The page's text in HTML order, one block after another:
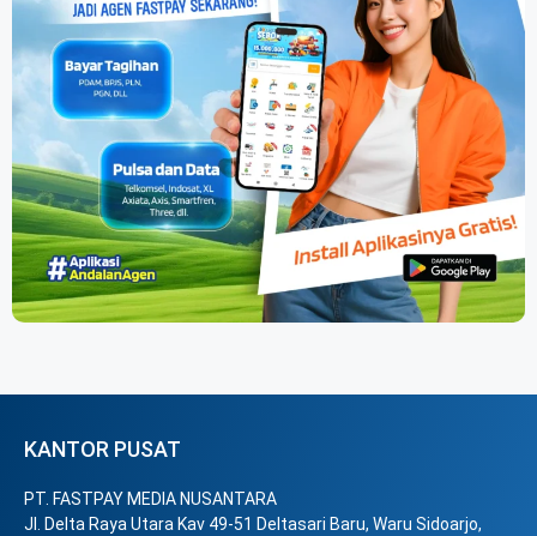
KANTOR PUSAT
PT. FASTPAY MEDIA NUSANTARA
Jl. Delta Raya Utara Kav 49-51 Deltasari Baru, Waru Sidoarjo,